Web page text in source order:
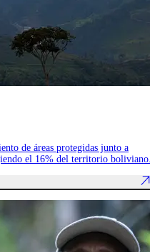
de áreas protegidas junto a
el 16% del territorio